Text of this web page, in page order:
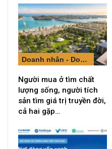
Doanh nhân - Doanh nghiệp
Người mua ở tìm chất
lượng sống, người tích
sản tìm giá trị truyền đời,
cả hai gặp…